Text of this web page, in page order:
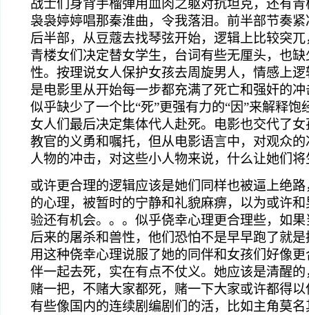
战士们身背手榴弹用血肉之躯对抗坦克，还有
袅袅婷婷唱那秦淮曲，令我落泪。前半部节奏
后半部，从豆蔻去找琴弦开始，逻辑上比较突
青楼女们决定替女学生，台词有些无厘头，也
性。按理说女人保护女孩去周旋男人，情感上
是电影里从开始每一步都充满了死亡和强奸的
似乎缺少了一个比“死”更强有力的“因”来解释
女人们最后决定集体代人赴死。电影也交代了
教官的义勇和嘱托，但从电影语言中，对观众
人物的冲击，对这些小人物来说，什么让她们
或许更合理的逻辑应该是她们同样也被逼上绝
的心理，被暂时的宁静和礼貌麻痹，以为或许
验还有机会。。。似乎侥幸心理更合理些，如
后来的屠杀和兽性，他们恐怕不是早早跑了就
用这种侥幸心理说服了她的同伴和女孩们好像
伴一起去死，实在有点不仗义。她应该是清醒
赌一把，不赌大家都死，赌一下大家或许都得
有些像国内的连续剧编剧们的活，比如主角莫